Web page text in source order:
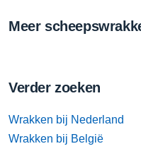
Meer
Verder zoeken
Wrakken bij Nederland
Wrakken bij België